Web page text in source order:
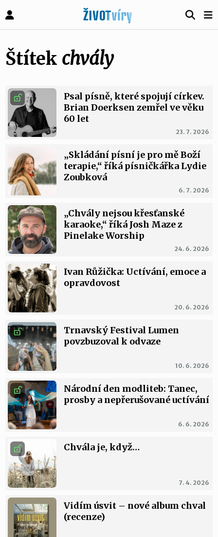
Štítek chvály
23. 7. 2026
Psal písně, které spojují církev.
Brian Doerksen zemřel ve věku
60 let
6. 7. 2026
„Skládání písní je pro mě Boží
terapie,“ říká písničkářka Lydie
Zoubková
24. 6. 2026
„Chvály nejsou křesťanské
karaoke,“ říká Josh Maze z
Pinelake Worship
20. 6. 2026
Ivan Růžička: Uctívání, emoce a
opravdovost
10. 6. 2026
Trnavský Festival Lumen
povzbuzoval k odvaze
6. 6. 2026
Národní den modliteb: Tanec,
prosby a nepřerušované uctívání
7. 4. 2026
Chvála je, když…
Vidím úsvit – nové album chval
(recenze)